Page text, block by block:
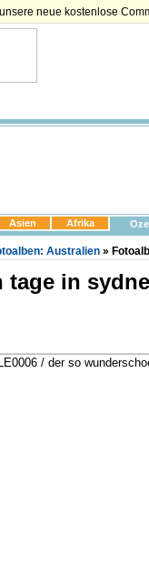
neue kostenlose
Asien Afrika
Australien »
tage in